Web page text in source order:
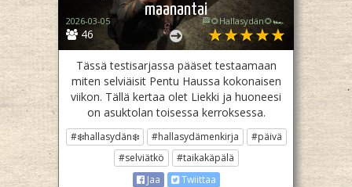
maanantai
46
2026-03-05 🏁🌻Hallasydän🌻🏎️
Tässä testisarjassa pääset testaamaan
miten selviäisit Pentu Haussa kokonaisen
viikon. Tällä kertaa olet Liekki ja huoneesi
on asuktolan toisessa kerroksessa.
#❄️hallasydän❄️ #hallasydämenkirja
#päivä
#selviätkö
#taikakäpälä
Jaa
Twiittaa